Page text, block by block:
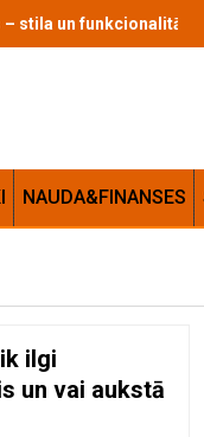
stila un
NAUDA&FINANSES
ilgi
un vai aukstā